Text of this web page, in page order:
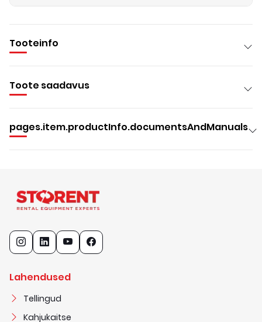
Tooteinfo
Toote saadavus
pages.item.productInfo.documentsAndManuals
Lahendused
Tellingud
Kahjukaitse